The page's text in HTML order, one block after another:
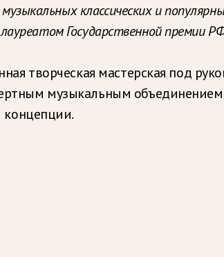
классических и
Государственной премии
творческая мастерская под
музыкальным
концепции.